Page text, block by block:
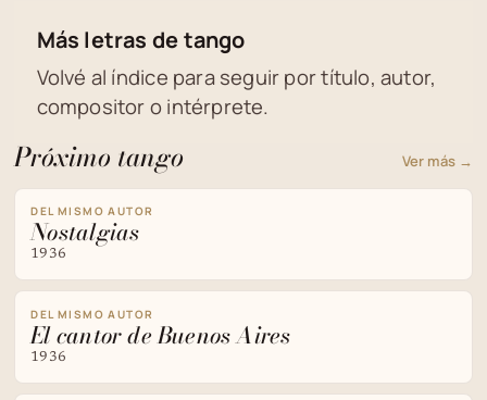
Más letras de tango
Volvé al índice para seguir por título, autor,
compositor o intérprete.
Próximo tango Ver más →
DEL MISMO AUTOR
Nostalgias
1936
DEL MISMO AUTOR
El cantor de Buenos Aires
1936